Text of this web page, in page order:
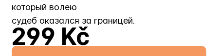
который волею
судеб оказался за границей.
299 Kč